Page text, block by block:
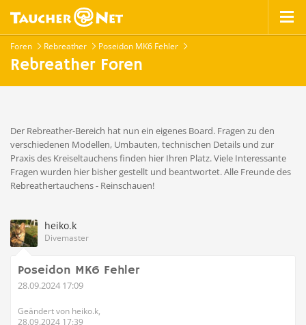
Foren Rebreather Poseidon MK6 Fehler
Rebreather Foren
Der Rebreather-Bereich hat nun ein eigenes Board. Fragen zu den
verschiedenen Modellen, Umbauten, technischen Details und zur
Praxis des Kreiseltauchens finden hier Ihren Platz. Viele Interessante
Fragen wurden hier bisher gestellt und beantwortet. Alle Freunde des
Rebreathertauchens - Reinschauen!
heiko.k
Divemaster
Poseidon MK6 Fehler
28.09.2024 17:09
Geändert von heiko.k,
28.09.2024 17:39